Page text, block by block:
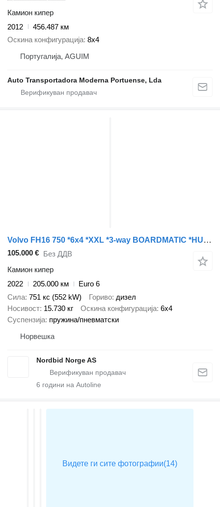
Камион кипер
2012
456.487 км
Оскина конфигурација 8x4
Португалија, AGUIM
Auto Transportadora Moderna Portuense, Lda
Volvo FH16 750 *6x4 *XXL *3-way BOARDMATIC *HUB REDUCT. *Retarder
105.000 € Без ДДВ
Камион кипер
2022
205.000 км
Euro 6
Сила 751 кс (552 kW) Гориво дизел
Носивост 15.730 кг Оскина конфигурација 6x4
Суспензија пружина/пневматски
Норвешка
Nordbid Norge AS
6 години на Autoline